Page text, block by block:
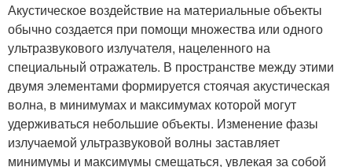
Акустическое воздействие на материальные объекты
обычно создается при помощи множества или одного
ультразвукового излучателя, нацеленного на
специальный отражатель. В пространстве между этими
двумя элементами формируется стоячая акустическая
волна, в минимумах и максимумах которой могут
удерживаться небольшие объекты. Изменение фазы
излучаемой ультразвуковой волны заставляет
минимумы и максимумы смещаться, увлекая за собой